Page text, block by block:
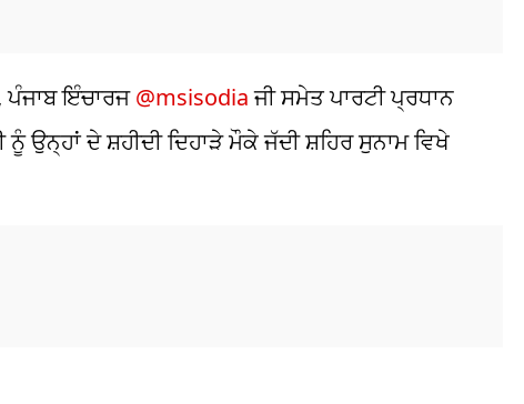
ਪੰਜਾਬ ਇੰਚਾਰਜ@msisodiaਜੀ ਸਮੇਤ ਪਾਰਟੀ ਪ੍ਰਧਾਨ
ਉਨ੍ਹਾਂ ਦੇ ਸ਼ਹੀਦੀ ਦਿਹਾੜੇ ਮੌਕੇ ਜੱਦੀ ਸ਼ਹਿਰ ਸੁਨਾਮ ਵਿਖੇ